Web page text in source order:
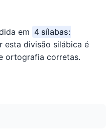
em 4 sílabas:
esta divisão silábica é
ortografia corretas.